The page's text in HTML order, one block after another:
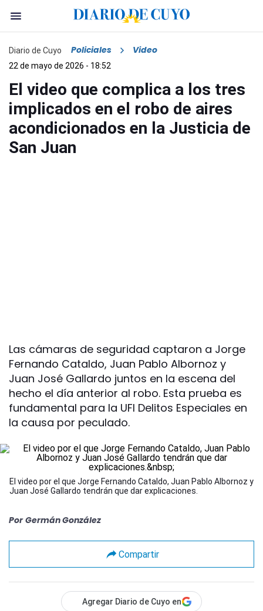
Diario de Cuyo Policiales Video
22 de mayo de 2026 - 18:52
El video que complica a los tres
implicados en el robo de aires
acondicionados en la Justicia de
San Juan
Las cámaras de seguridad captaron a Jorge
Fernando Cataldo, Juan Pablo Albornoz y
Juan José Gallardo juntos en la escena del
hecho el día anterior al robo. Esta prueba es
fundamental para la UFI Delitos Especiales en
la causa por peculado.
El video por el que Jorge Fernando Cataldo, Juan Pablo Albornoz y
Juan José Gallardo tendrán que dar explicaciones.
Por Germán González
Compartir
Agregar Diario de Cuyo en